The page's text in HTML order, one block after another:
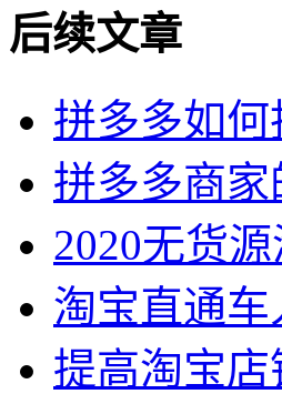
后续文章
拼多多如
拼多多商
2020无货
淘宝直通
提高淘宝